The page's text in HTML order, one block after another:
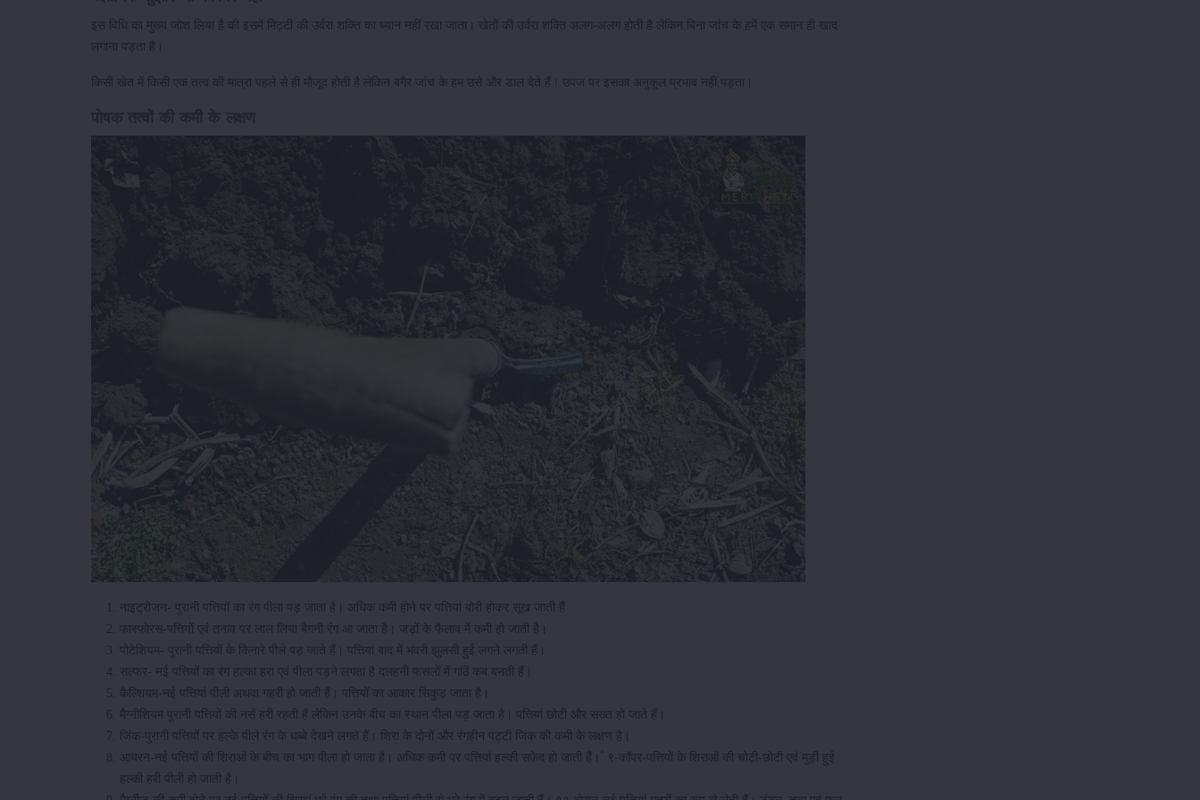
इस विधि का मुख्य जोश लिया है की इसमें मिट्टी की उर्वरा शक्ति का ध्यान नहीं रखा जाता। खेतों की उर्वरा शक्ति अलग-अलग होती है लेकिन बिना जांच के हमें एक समान ही खाद
लगाना पड़ता है।
किसी खेत में किसी एक तत्व की मात्रा पहले से ही मौजूद होती है लेकिन बगैर जांच के हम उसे और डाल देते हैं। उपज पर इसका अनुकूल प्रभाव नहीं पड़ता।
नाइट्रोजन- पुरानी पत्तियों का रंग पीला पड़ जाता है। अधिक कमी होने पर पत्तियां बोरी होकर सूख जाती हैैं
फास्फोरस-पत्तियों एवं तनाव पर लाल लिया बैगनी रंग आ जाता है। जड़ों के फैलाव में कमी हो जाती है।
पोटेशियम- पुरानी पत्तियों के किनारे पीले पड़ जाते हैं। पत्तियां बाद में भंवरी झुलसी हुई लगने लगती हैं।
सल्फर- नई पत्तियों का रंग हल्का हरा एवं पीला पड़ने लगता है दलहनी फसलों में गांठें कब बनती हैं।
कैल्शियम-नई पत्तियां पीली अथवा गहरी हो जाती हैं। पत्तियों का आकार सिकुड़ जाता है।
मैग्नीशियम पुरानी पत्तियों की नसें हरी रहती हैं लेकिन उनके बीच का स्थान पीला पड़ जाता है। पत्तियां छोटी और सख्त हो जाते हैं।
जिंक-पुरानी पत्तियों पर हल्के पीले रंग के धब्बे देखने लगते हैं। शिरा के दोनों और रंगहीन पट्टी जिंक की कमी के लक्षण है।
आयरन-नई पत्तियों की शिराओं के बीच का भाग पीला हो जाता है। अधिक कमी पर पत्तियां हल्की सफ़ेद हो जाती हैैं। ंं ९-कॉपर-पत्तियों के शिराओं की चोटी-छोटी एवं मुड़ी हुई
हल्की हरी पीली हो जाती है।